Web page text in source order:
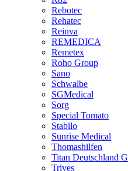
Rebotec
Rehatec
Reinva
REMEDICA
Remetex
Roho Group
Sano
Schwalbe
SGMedical
Sorg
Special Tomato
Stabilo
Sunrise Medical
Thomashilfen
Titan Deutschland
Trives